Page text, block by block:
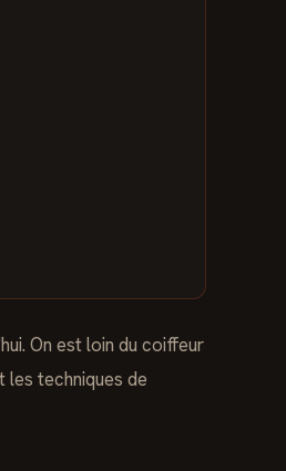
On est loin du coiffeur
les techniques de